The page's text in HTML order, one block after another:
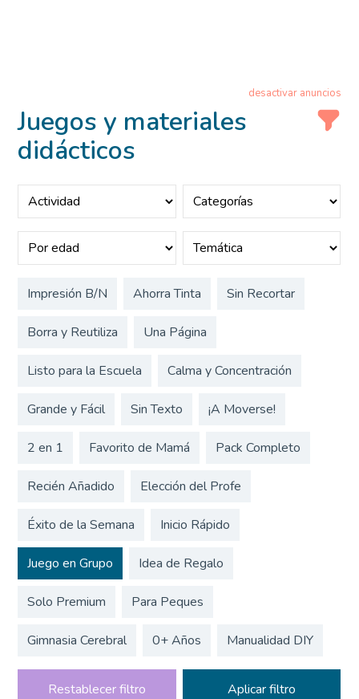
desactivar anuncios
Juegos y materiales
didácticos
Impresión B/N Ahorra Tinta Sin Recortar
Borra y Reutiliza Una Página
Listo para la Escuela Calma y Concentración
Grande y Fácil Sin Texto ¡A Moverse!
2 en 1 Favorito de Mamá Pack Completo
Recién Añadido Elección del Profe
Éxito de la Semana Inicio Rápido
Juego en Grupo Idea de Regalo
Solo Premium Para Peques
Gimnasia Cerebral 0+ Años Manualidad DIY
Restablecer filtro